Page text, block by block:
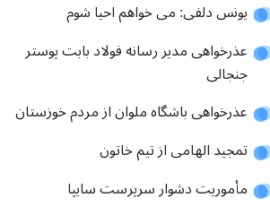
یونس دلفی: می خواهم احیا شوم
عذرخواهی مدیر رسانه فولاد بابت پوستر
جنجالی
عذرخواهی باشگاه ملوان از مردم خوزستان
تمجید الهامی از تیم خاتون
مأموریت دشوار سرپرست سایپا